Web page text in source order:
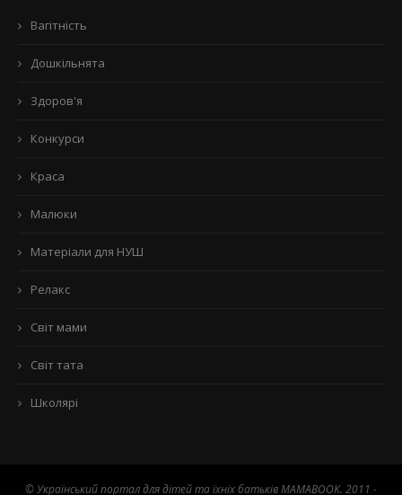
Вагітність
Дошкільнята
Здоров'я
Конкурси
Краса
Малюки
Матеріали для НУШ
Релакс
Світ мами
Світ тата
Школярі
© Український портал для дітей та їхніх батьків MAMABOOK. 2011 -